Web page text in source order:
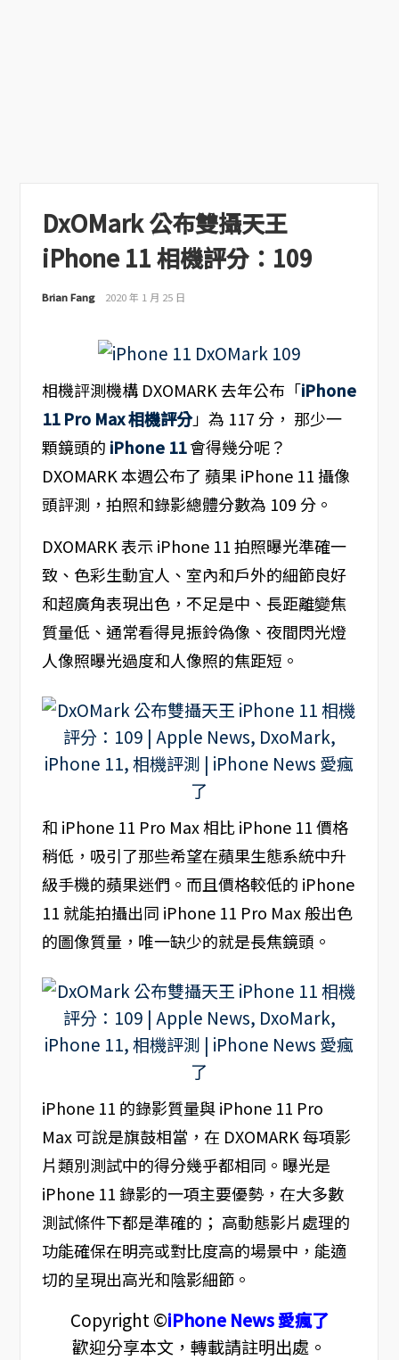
DxOMark 公布雙攝天王
iPhone 11 相機評分：109
Brian Fang 2020 年 1 月 25 日
相機評測機構 DXOMARK 去年公布「iPhone
11 Pro Max 相機評分」為 117 分， 那少一
顆鏡頭的 iPhone 11會得幾分呢？
DXOMARK 本週公布了 蘋果 iPhone 11 攝像
頭評測，拍照和錄影總體分數為 109 分。
DXOMARK 表示 iPhone 11 拍照曝光準確一
致、色彩生動宜人、室內和戶外的細節良好
和超廣角表現出色，不足是中、長距離變焦
質量低、通常看得見振鈴偽像、夜間閃光燈
人像照曝光過度和人像照的焦距短。
和 iPhone 11 Pro Max 相比 iPhone 11 價格
稍低，吸引了那些希望在蘋果生態系統中升
級手機的蘋果迷們。而且價格較低的 iPhone
11 就能拍攝出同 iPhone 11 Pro Max 般出色
的圖像質量，唯一缺少的就是長焦鏡頭。
iPhone 11 的錄影質量與 iPhone 11 Pro
Max 可說是旗鼓相當，在 DXOMARK 每項影
片類別測試中的得分幾乎都相同。曝光是
iPhone 11 錄影的一項主要優勢，在大多數
測試條件下都是準確的； 高動態影片處理的
功能確保在明亮或對比度高的場景中，能適
切的呈現出高光和陰影細節。
Copyright ©iPhone News 愛瘋了
歡迎分享本文，轉載請註明出處。